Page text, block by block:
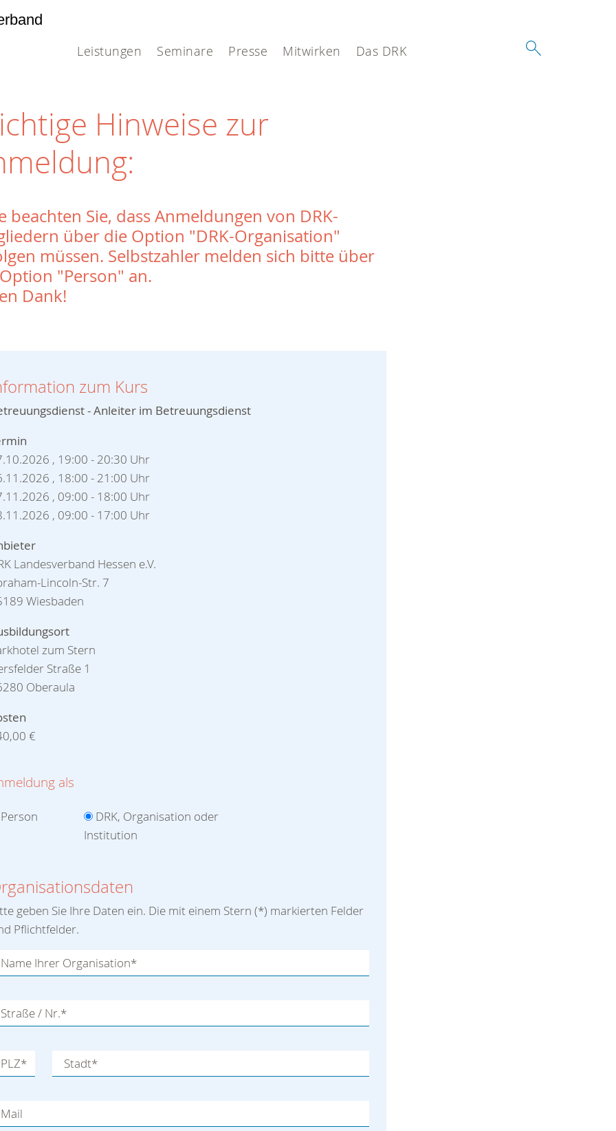
Leistungen Seminare Presse Mitwirken Das DRK
Hinweise zur
beachten Sie, dass Anmeldungen von DRK-
über die Option "DRK-Organisation"
müssen. Selbstzahler melden sich bitte über
"Person" an.
Dank!
zum Kurs
- Anleiter im Betreuungsdienst
27.10.2026 , 19:00 - 20:30 Uhr
06.11.2026 , 18:00 - 21:00 Uhr
07.11.2026 , 09:00 - 18:00 Uhr
08.11.2026 , 09:00 - 17:00 Uhr
Landesverband Hessen e.V.
Lincoln-Str. 7
Wiesbaden
zum Stern
Straße 1
Oberaula
€
als
Person
DRK, Organisation oder
Institution
geben Sie Ihre Daten ein. Die mit einem Stern (*) markierten Felder
Pflichtfelder.
Name Ihrer Organisation*
Straße / Nr.*
PLZ* Stadt*
Mail